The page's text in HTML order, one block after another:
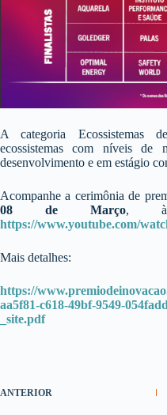
A categoria Ecossistemas
ecossistemas com níveis de
desenvolvimento e em estágio
Acompanhe a cerimônia de
08 de Março, às
https://www.youtube.com/
Mais detalhes:
https://
aa5f81-c618-49bf-9549-
_site.pdf
ANTERIOR